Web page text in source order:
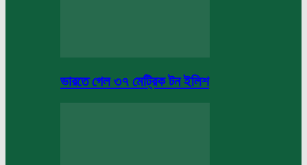
ভারতে গেল ৩৭ মেট্রিক টন ইলিশ